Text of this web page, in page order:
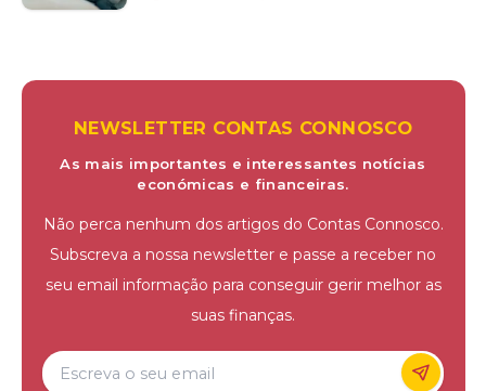
NEWSLETTER CONTAS CONNOSCO
As mais importantes e interessantes notícias
económicas e financeiras.
Não perca nenhum dos artigos do Contas Connosco.
Subscreva a nossa newsletter e passe a receber no
seu email informação para conseguir gerir melhor as
suas finanças.